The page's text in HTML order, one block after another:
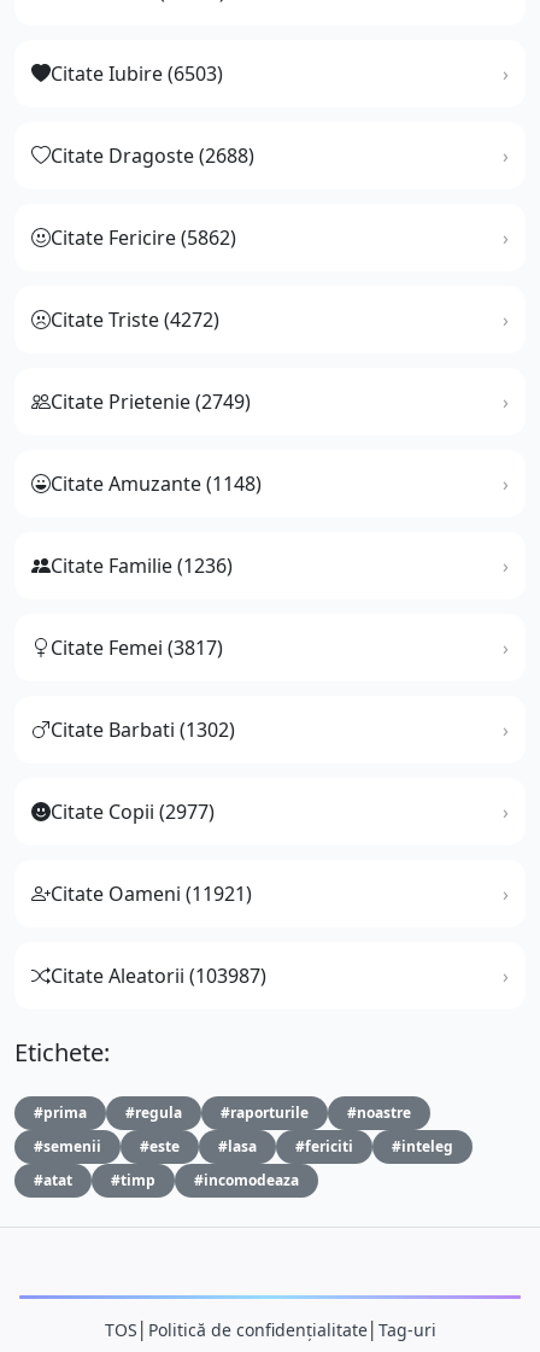
Citate Iubire (6503)
Citate Dragoste (2688)
Citate Fericire (5862)
Citate Triste (4272)
Citate Prietenie (2749)
Citate Amuzante (1148)
Citate Familie (1236)
Citate Femei (3817)
Citate Barbati (1302)
Citate Copii (2977)
Citate Oameni (11921)
Citate Aleatorii (103987)
Etichete:
#prima #regula #raporturile
#noastre
#semenii
#este #lasa #fericiti
#inteleg
#atat
#timp #incomodeaza
TOS Politică de confidențialitate│ Tag-uri